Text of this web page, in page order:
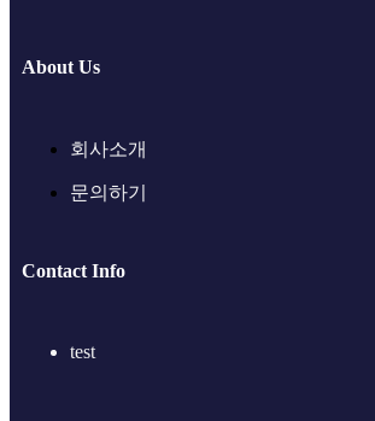
About Us
회사소개
문의하기
Contact Info
test